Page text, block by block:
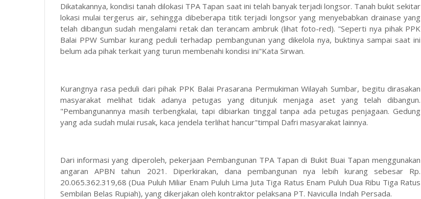
Dikatakannya, kondisi tanah dilokasi TPA Tapan saat ini telah banyak terjadi longsor. Tanah bukit sekitar
lokasi mulai tergerus air, sehingga dibeberapa titik terjadi longsor yang menyebabkan drainase yang
telah dibangun sudah mengalami retak dan terancam ambruk (lihat foto-red). "Seperti nya pihak PPK
Balai PPW Sumbar kurang peduli terhadap pembangunan yang dikelola nya, buktinya sampai saat ini
belum ada pihak terkait yang turun membenahi kondisi ini"Kata Sirwan.
Kurangnya rasa peduli dari pihak PPK Balai Prasarana Permukiman Wilayah Sumbar, begitu dirasakan
masyarakat melihat tidak adanya petugas yang ditunjuk menjaga aset yang telah dibangun.
"Pembangunannya masih terbengkalai, tapi dibiarkan tinggal tanpa ada petugas penjagaan. Gedung
yang ada sudah mulai rusak, kaca jendela terlihat hancur"timpal Dafri masyarakat lainnya.
Dari informasi yang diperoleh, pekerjaan Pembangunan TPA Tapan di Bukit Buai Tapan menggunakan
angaran APBN tahun 2021. Diperkirakan, dana pembangunan nya lebih kurang sebesar Rp.
20.065.362.319,68 (Dua Puluh Miliar Enam Puluh Lima Juta Tiga Ratus Enam Puluh Dua Ribu Tiga Ratus
Sembilan Belas Rupiah), yang dikerjakan oleh kontraktor pelaksana PT. Naviculla Indah Persada.